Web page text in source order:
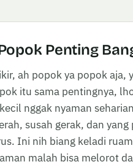
Penting
ah popok ya popok aja,
itu sama pentingnya,
nggak nyaman
susah gerak, dan
Ini nih biang keladi
malah bisa melorot